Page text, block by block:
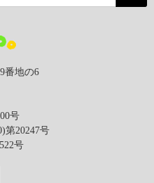
番地の6
号
第20247号
号